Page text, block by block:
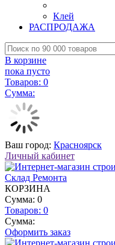
Клей
РАСПРОДАЖА
В корзине
пока пусто
Товаров: 0
Сумма:
Ваш город: Красноярск
Личный кабинет
КОРЗИНА
Сумма: 0
Товаров: 0
Сумма:
Оформить заказ